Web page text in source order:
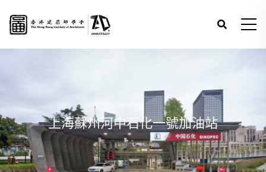
上海蘇州河中石化一號加油站